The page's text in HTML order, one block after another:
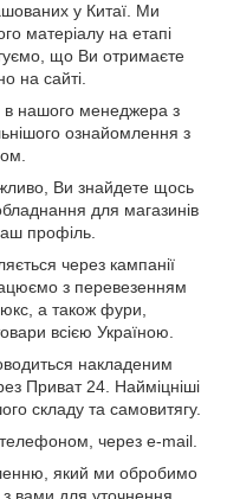
у Китаї. Ми
матеріалу на етапі
що Ви отримаєте
на сайті.
нашого менеджера з
ознайомлення з
Ви знайдете щось
для магазинів
профіль.
через кампанії
з перевезенням
а також фури,
всією Україною.
накладеним
Приват 24. Найміцніші
складу та самовитягу.
через e-mail.
який ми обробимо